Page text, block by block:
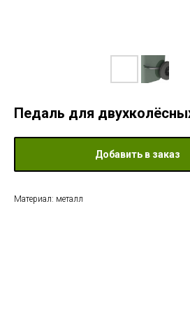
Педаль для
Добавить в заказ
Материал: металл